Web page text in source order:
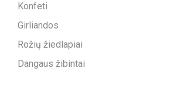
Konfeti
Girliandos
Rožių žiedlapiai
Dangaus žibintai